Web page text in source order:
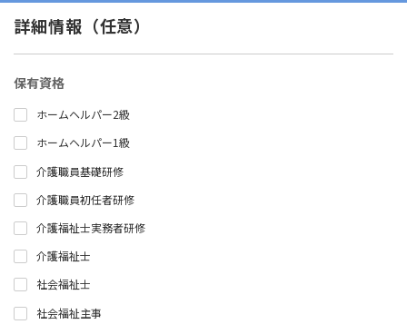
詳細情報（任意）
保有資格
ホームヘルパー2級
ホームヘルパー1級
介護職員基礎研修
介護職員初任者研修
介護福祉士実務者研修
介護福祉士
社会福祉士
社会福祉主事